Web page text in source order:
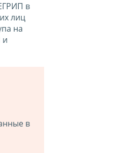
в
лиц
на
и
в